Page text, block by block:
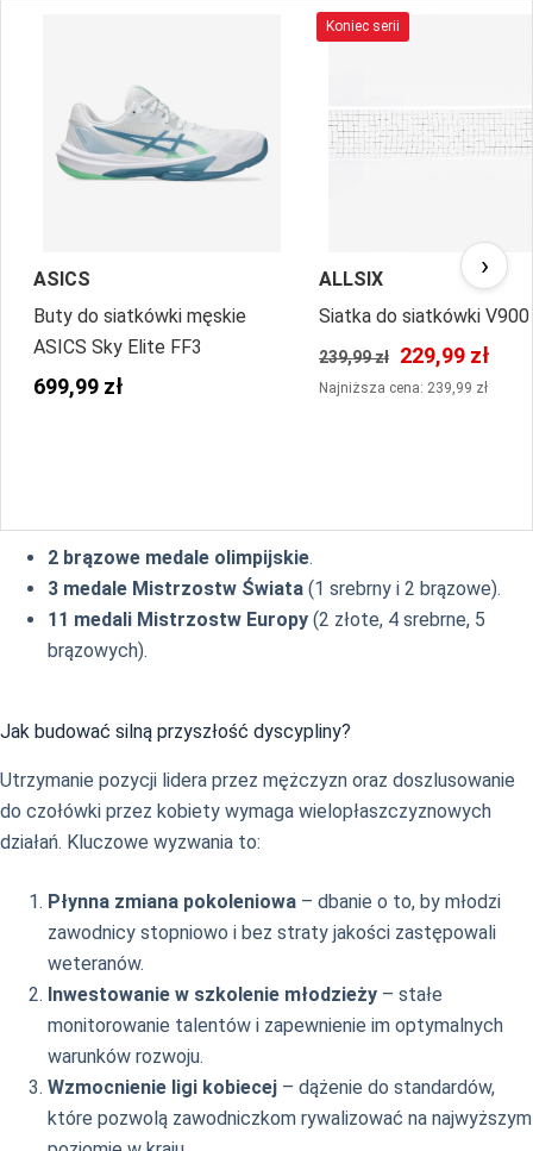
ASICS
Buty do siatkówki męskie
ASICS Sky Elite FF3
699,99 zł
Koniec serii
ALLSIX
Siatka do siatkówki V900
239,99 zł 229,99 zł
Najniższa cena: 239,99 zł
›
2 brązowe medale olimpijskie.
3 medale Mistrzostw Świata (1 srebrny i 2 brązowe).
11 medali Mistrzostw Europy (2 złote, 4 srebrne, 5
brązowych).
Jak budować silną przyszłość dyscypliny?
Utrzymanie pozycji lidera przez mężczyzn oraz doszlusowanie
do czołówki przez kobiety wymaga wielopłaszczyznowych
działań. Kluczowe wyzwania to:
Płynna zmiana pokoleniowa – dbanie o to, by młodzi
zawodnicy stopniowo i bez straty jakości zastępowali
weteranów.
Inwestowanie w szkolenie młodzieży – stałe
monitorowanie talentów i zapewnienie im optymalnych
warunków rozwoju.
Wzmocnienie ligi kobiecej – dążenie do standardów,
które pozwolą zawodniczkom rywalizować na najwyższym